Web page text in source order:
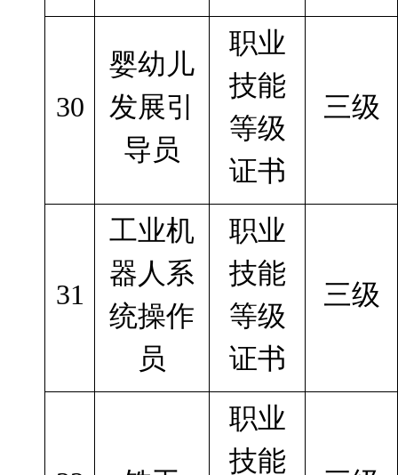
30
婴幼儿
发展引
导员
职业
技能
等级
证书
三级
31
工业机
器人系
统操作
员
职业
技能
等级
证书
三级
职业
技能